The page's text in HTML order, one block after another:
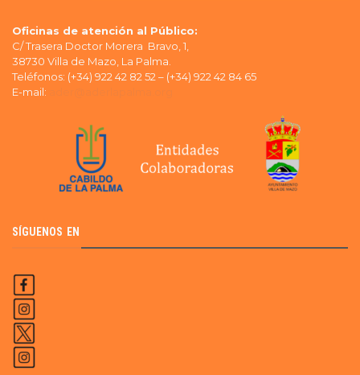
Oficinas de atención al Público:
C/ Trasera Doctor Morera Bravo, 1,
38730 Villa de Mazo, La Palma.
Teléfonos: (+34) 922 42 82 52 – (+34) 922 42 84 65
E-mail:
SÍGUENOS EN